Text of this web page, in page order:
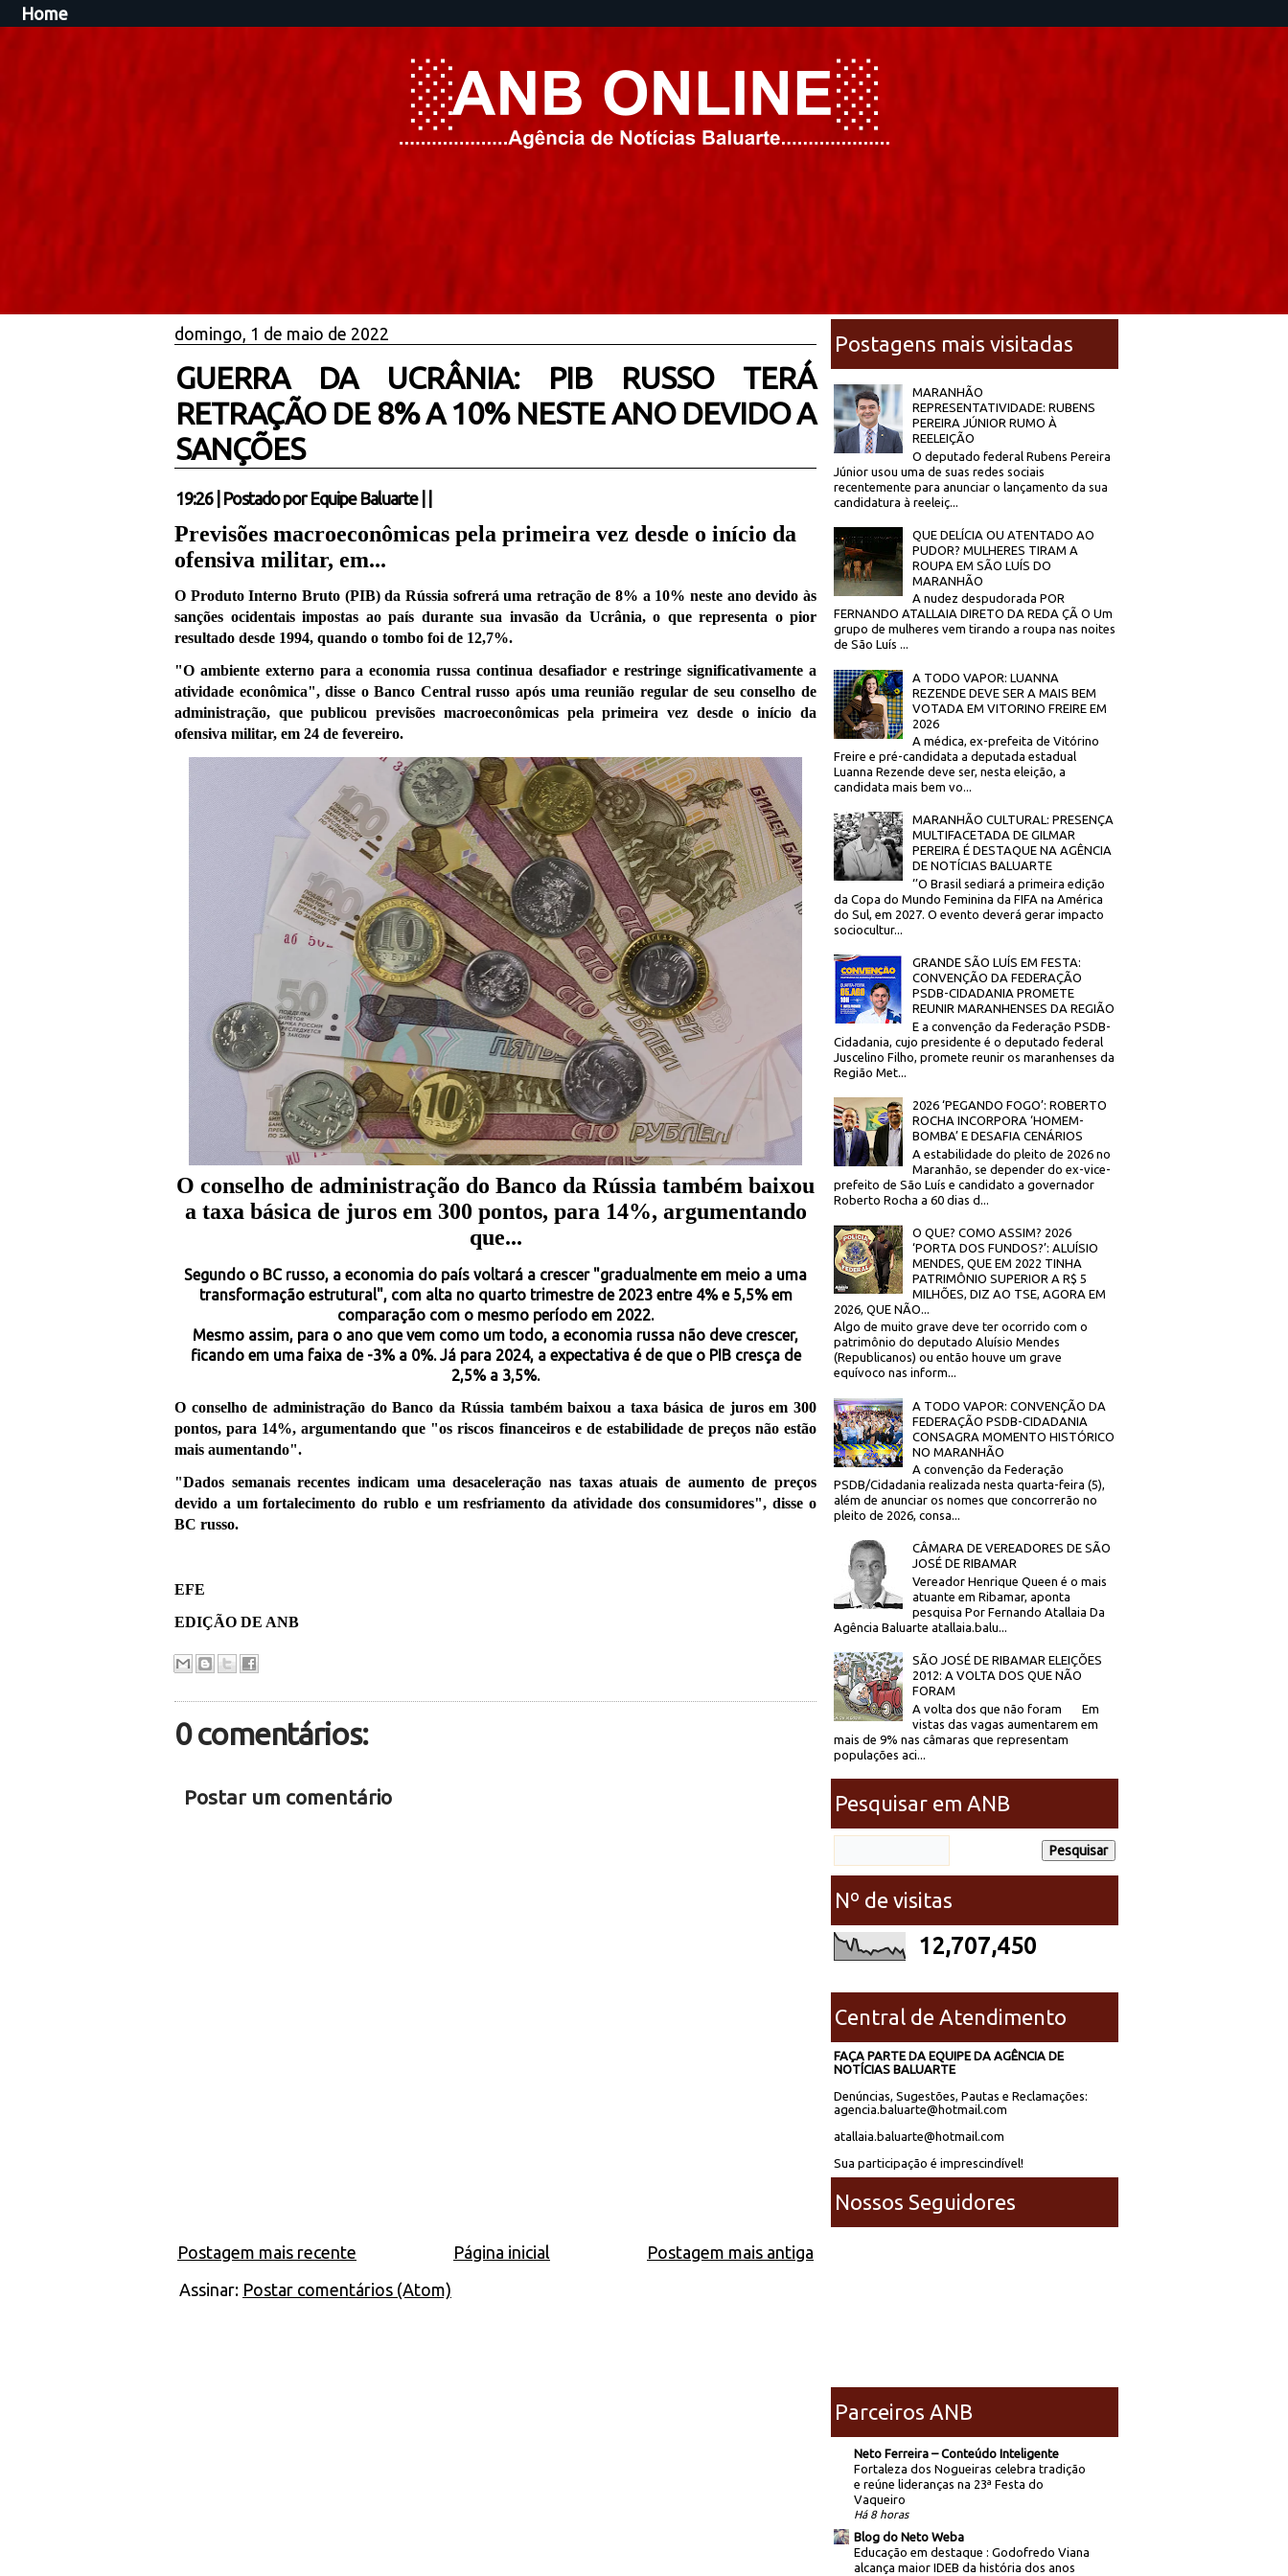
Home
domingo, 1 de maio de 2022
GUERRA DA UCRÂNIA: PIB RUSSO TERÁ
RETRAÇÃO DE 8% A 10% NESTE ANO DEVIDO A
SANÇÕES
19:26| Postado por Equipe Baluarte
Previsões macroeconômicas pela primeira vez desde o início da
ofensiva militar, em...
O Produto Interno Bruto (PIB) da Rússia sofrerá uma retração de 8% a 10% neste ano devido às
sanções ocidentais impostas ao país durante sua invasão da Ucrânia, o que representa o pior
resultado desde 1994, quando o tombo foi de 12,7%.
"O ambiente externo para a economia russa continua desafiador e restringe significativamente a
atividade econômica", disse o Banco Central russo após uma reunião regular de seu conselho de
administração, que publicou previsões macroeconômicas pela primeira vez desde o início da
ofensiva militar, em 24 de fevereiro.
O conselho de administração do Banco da Rússia também baixou
a taxa básica de juros em 300 pontos, para 14%, argumentando
que...
Segundo o BC russo, a economia do país voltará a crescer "gradualmente em meio a uma
transformação estrutural", com alta no quarto trimestre de 2023 entre 4% e 5,5% em
comparação com o mesmo período em 2022.
Mesmo assim, para o ano que vem como um todo, a economia russa não deve crescer,
ficando em uma faixa de -3% a 0%. Já para 2024, a expectativa é de que o PIB cresça de
2,5% a 3,5%.
O conselho de administração do Banco da Rússia também baixou a taxa básica de juros em 300
pontos, para 14%, argumentando que "os riscos financeiros e de estabilidade de preços não estão
mais aumentando".
"Dados semanais recentes indicam uma desaceleração nas taxas atuais de aumento de preços
devido a um fortalecimento do rublo e um resfriamento da atividade dos consumidores", disse o
BC russo.
EFE
EDIÇÃO DE ANB
0 comentários:
Postar um comentário
Postagem mais recente Postagem mais antiga
Página inicial
Assinar: Postar comentários (Atom)
Postagens mais visitadas
MARANHÃO
REPRESENTATIVIDADE: RUBENS
PEREIRA JÚNIOR RUMO À
REELEIÇÃO
O deputado federal Rubens Pereira
Júnior usou uma de suas redes sociais
recentemente para anunciar o lançamento da sua
candidatura à reeleiç...
QUE DELÍCIA OU ATENTADO AO
PUDOR? MULHERES TIRAM A
ROUPA EM SÃO LUÍS DO
MARANHÃO
A nudez despudorada POR
FERNANDO ATALLAIA DIRETO DA REDA ÇÃ O Um
grupo de mulheres vem tirando a roupa nas noites
de São Luís ...
A TODO VAPOR: LUANNA
REZENDE DEVE SER A MAIS BEM
VOTADA EM VITORINO FREIRE EM
2026
A médica, ex-prefeita de Vitórino
Freire e pré-candidata a deputada estadual
Luanna Rezende deve ser, nesta eleição, a
candidata mais bem vo...
MARANHÃO CULTURAL: PRESENÇA
MULTIFACETADA DE GILMAR
PEREIRA É DESTAQUE NA AGÊNCIA
DE NOTÍCIAS BALUARTE
‘’O Brasil sediará a primeira edição
da Copa do Mundo Feminina da FIFA na América
do Sul, em 2027. O evento deverá gerar impacto
sociocultur...
GRANDE SÃO LUÍS EM FESTA:
CONVENÇÃO DA FEDERAÇÃO
PSDB-CIDADANIA PROMETE
REUNIR MARANHENSES DA REGIÃO
E a convenção da Federação PSDB-
Cidadania, cujo presidente é o deputado federal
Juscelino Filho, promete reunir os maranhenses da
Região Met...
2026 ‘PEGANDO FOGO’: ROBERTO
ROCHA INCORPORA ‘HOMEM-
BOMBA’ E DESAFIA CENÁRIOS
A estabilidade do pleito de 2026 no
Maranhão, se depender do ex-vice-
prefeito de São Luís e candidato a governador
Roberto Rocha a 60 dias d...
O QUE? COMO ASSIM? 2026
‘PORTA DOS FUNDOS?’: ALUÍSIO
MENDES, QUE EM 2022 TINHA
PATRIMÔNIO SUPERIOR A R$ 5
MILHÕES, DIZ AO TSE, AGORA EM
2026, QUE NÃO...
Algo de muito grave deve ter ocorrido com o
patrimônio do deputado Aluísio Mendes
(Republicanos) ou então houve um grave
equívoco nas inform...
A TODO VAPOR: CONVENÇÃO DA
FEDERAÇÃO PSDB-CIDADANIA
CONSAGRA MOMENTO HISTÓRICO
NO MARANHÃO
A convenção da Federação
PSDB/Cidadania realizada nesta quarta-feira (5),
além de anunciar os nomes que concorrerão no
pleito de 2026, consa...
CÂMARA DE VEREADORES DE SÃO
JOSÉ DE RIBAMAR
Vereador Henrique Queen é o mais
atuante em Ribamar, aponta
pesquisa Por Fernando Atallaia Da
Agência Baluarte atallaia.balu...
SÃO JOSÉ DE RIBAMAR ELEIÇÕES
2012: A VOLTA DOS QUE NÃO
FORAM
A volta dos que não foram Em
vistas das vagas aumentarem em
mais de 9% nas câmaras que representam
populações aci...
Pesquisar em ANB
Nº de visitas
12,707,450
Central de Atendimento
FAÇA PARTE DA EQUIPE DA AGÊNCIA DE
NOTÍCIAS BALUARTE
Denúncias, Sugestões, Pautas e Reclamações:
agencia.baluarte@hotmail.com
atallaia.baluarte@hotmail.com
Sua participação é imprescindível!
Nossos Seguidores
Parceiros ANB
Neto Ferreira – Conteúdo Inteligente
Fortaleza dos Nogueiras celebra tradição
e reúne lideranças na 23ª Festa do
Vaqueiro
Há 8 horas
Blog do Neto Weba
Educação em destaque : Godofredo Viana
alcança maior IDEB da história dos anos